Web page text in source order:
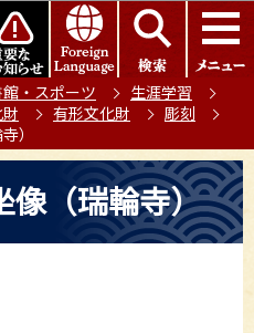
本文へ移動
・スポーツ
生涯学習
有形文化財
彫刻
）
像（瑞輪寺）